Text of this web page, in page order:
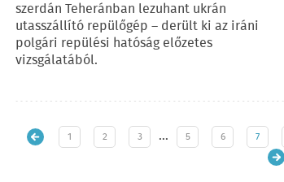
szerdán Teheránban lezuhant ukrán
utasszállító repülőgép – derült ki az iráni
polgári repülési hatóság előzetes
vizsgálatából.
1 2 3 … 5 6 7